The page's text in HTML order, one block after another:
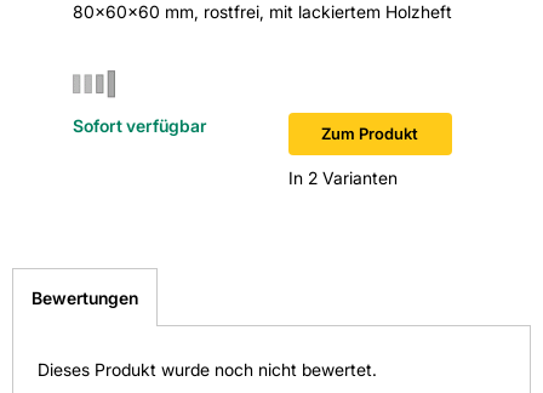
80x60x60 mm, rostfrei, mit lackiertem Holzheft
Zum Produkt
In 2 Varianten
Sofort verfügbar
Bewertungen
Dieses Produkt wurde noch nicht bewertet.